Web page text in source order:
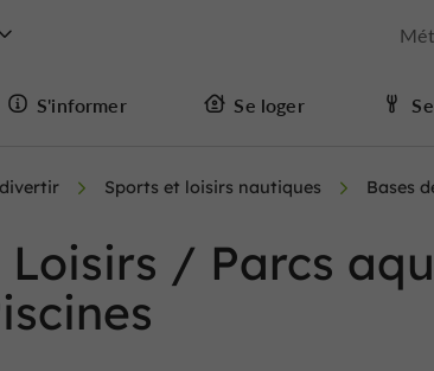
S'informer Se loger
Sports et loisirs nautiques Bases
Loisirs / Parcs